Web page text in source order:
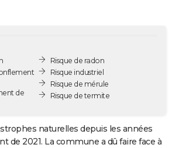
de
Risque de radon
Risque industriel
Risque de mérule
Risque de termite
naturelles depuis les années
de 2021. La commune a dû faire face à